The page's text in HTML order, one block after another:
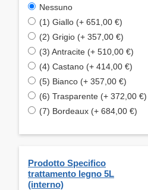
Nessuno
(1) Giallo (+ 651,00 €)
(2) Grigio (+ 357,00 €)
(3) Antracite (+ 510,00 €)
(4) Castano (+ 414,00 €)
(5) Bianco (+ 357,00 €)
(6) Trasparente (+ 372,00 €)
(7) Bordeaux (+ 684,00 €)
Prodotto Specifico
trattamento legno 5L
(interno)